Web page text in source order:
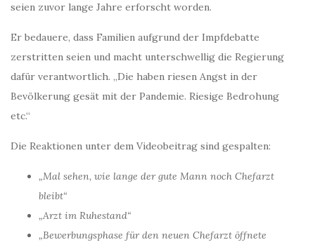
seien zuvor lange Jahre erforscht worden.
Er bedauere, dass Familien aufgrund der Impfdebatte
zerstritten seien und macht unterschwellig die Regierung
dafür verantwortlich. „Die haben riesen Angst in der
Bevölkerung gesät mit der Pandemie. Riesige Bedrohung
etc.“
Die Reaktionen unter dem Videobeitrag sind gespalten:
„Mal sehen, wie lange der gute Mann noch Chefarzt
bleibt“
„Arzt im Ruhestand“
„Bewerbungsphase für den neuen Chefarzt öffnete